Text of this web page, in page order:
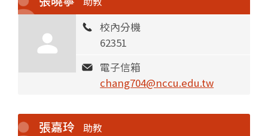
校內分機
62351
電子信箱
chang704@nccu.edu.tw
張嘉玲 助教